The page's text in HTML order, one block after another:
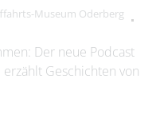
14 15
16
21 22
23
28 29
30
Museum Oderberg
Der neue Podcast
Geschichten von